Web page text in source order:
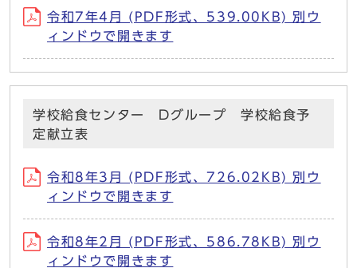
令和7年4月 (PDF形式、539.00KB) 別ウ
ィンドウで開きます
学校給食センター Dグループ 学校給食予
定献立表
令和8年3月 (PDF形式、726.02KB) 別ウ
ィンドウで開きます
令和8年2月 (PDF形式、586.78KB) 別ウ
ィンドウで開きます